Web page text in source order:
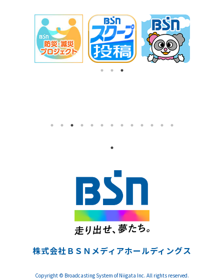
株式会社ＢＳＮメディアホールディングス
Copyright © Broadcasting System of Niigata Inc. All rights reserved.